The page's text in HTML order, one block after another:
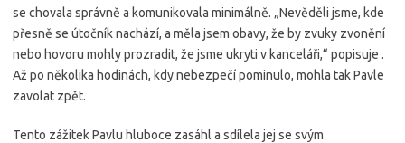
se chovala správně a komunikovala minimálně. „Nevěděli jsme, kde
přesně se útočník nachází, a měla jsem obavy, že by zvuky zvonění
nebo hovoru mohly prozradit, že jsme ukryti v kanceláři,“ popisuje .
Až po několika hodinách, kdy nebezpečí pominulo, mohla tak Pavle
zavolat zpět.
Tento zážitek Pavlu hluboce zasáhl a sdílela jej se svým